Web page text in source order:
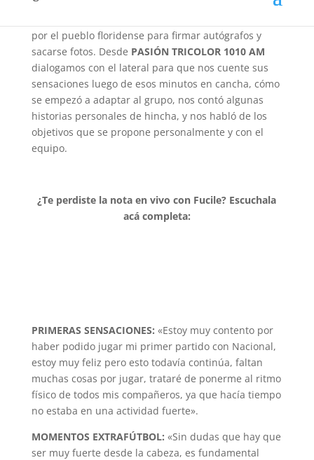
y asimilar la idea del técnico Álvaro Gutiérrez,
por el pueblo floridense para firmar autógrafos y
sacarse fotos. Desde PASIÓN TRICOLOR 1010 AM
dialogamos con el lateral para que nos cuente sus
sensaciones luego de esos minutos en cancha, cómo
se empezó a adaptar al grupo, nos contó algunas
historias personales de hincha, y nos habló de los
objetivos que se propone personalmente y con el
equipo.
¿Te perdiste la nota en vivo con Fucile? Escuchala
acá completa:
PRIMERAS SENSACIONES: «Estoy muy contento por
haber podido jugar mi primer partido con Nacional,
estoy muy feliz pero esto todavía continúa, faltan
muchas cosas por jugar, trataré de ponerme al ritmo
físico de todos mis compañeros, ya que hacía tiempo
no estaba en una actividad fuerte».
MOMENTOS EXTRAFÚTBOL: «Sin dudas que hay que
ser muy fuerte desde la cabeza, es fundamental